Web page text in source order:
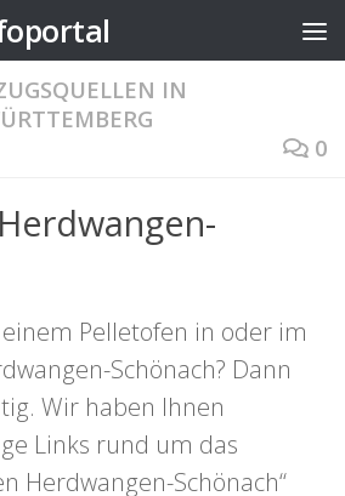
IN
0
Pelletofen in oder im
Schönach? Dann
Wir haben Ihnen
Links rund um das
Herdwangen-Schönach“